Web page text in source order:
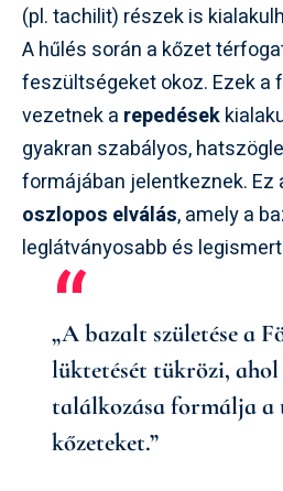
(pl. tachilit) részek is
A hűlés során a kőzet
feszültségeket okoz. Ezek a
vezetnek a repedések
gyakran szabályos,
formájában jelentkeznek. Ez
oszlopos elválás, amely a
leglátványosabb és
„A bazalt születése a
lüktetését tükrözi, ahol
találkozása formálja a
kőzeteket.”